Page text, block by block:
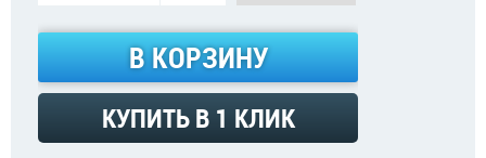
В КОРЗИНУ
КУПИТЬ В 1 КЛИК